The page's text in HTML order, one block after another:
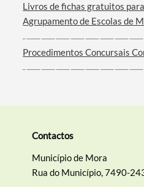
Livros de fichas gratuitos
Agrupamento de Escolas de
Procedimentos Concursais
Contactos
Município de Mora
Rua do Município, 7490-